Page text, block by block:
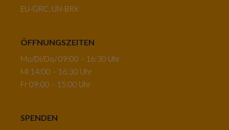
EU-GRC, UN-BRK
ÖFFNUNGSZEITEN
Mo/Di/Do/ 09:00 – 16:30 Uhr
Mi 14:00 – 16:30 Uhr
Fr 09:00 – 15:00 Uhr
SPENDEN